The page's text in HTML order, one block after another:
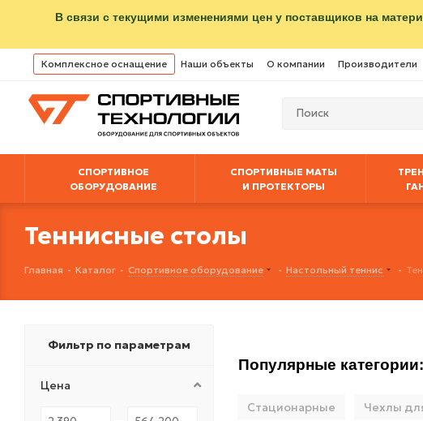
В связи с текущими изменениями цен у поставщиков на
Комплексное оснащение Наши объекты О компании Производители
СПОРТИВНОЕ
ОБОРУДОВАНИЕ
СПОРТИВНЫЕ МАТЫ
И ПРОТЕКТОРЫ
Теннисные столы
Главная - Каталог - Спортивное оборудование - Настольный теннис -
Популярные категории:
Стационарные Чехлы
Фильтр по параметрам
Цена